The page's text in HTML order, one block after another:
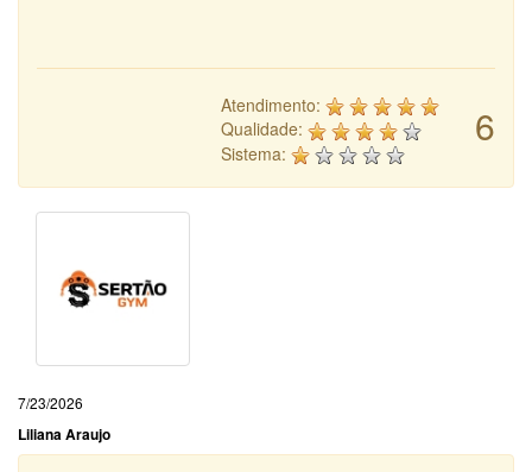
6
Atendimento:
Qualidade:
Sistema:
7/23/2026
Liliana Araujo